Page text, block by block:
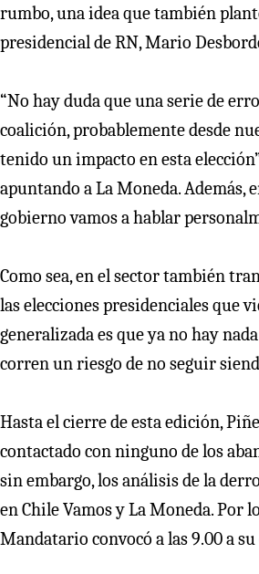
rumbo, una idea que también
presidencial de RN, Mario
“No hay duda que una serie de
coalición, probablemente desde
tenido un impacto en esta
apuntando a La Moneda. Además,
gobierno vamos a hablar
Como sea, en el sector también
las elecciones presidenciales que
generalizada es que ya no hay
corren un riesgo de no seguir
Hasta el cierre de esta edición,
contactado con ninguno de los
sin embargo, los análisis de la
en Chile Vamos y La Moneda. Por
Mandatario convocó a las 9.00 a